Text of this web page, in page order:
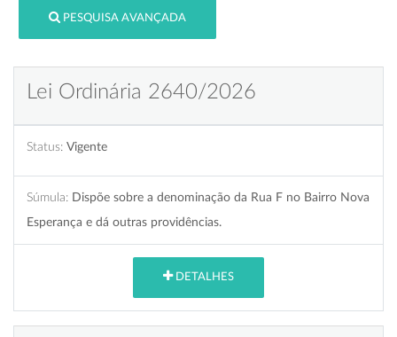
PESQUISA AVANÇADA
Lei Ordinária 2640/2026
Status: Vigente
Súmula: Dispõe sobre a denominação da Rua F no Bairro Nova
Esperança e dá outras providências.
DETALHES